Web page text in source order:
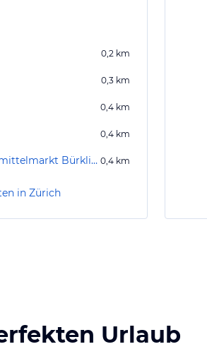
0,2 km
0,3 km
0,4 km
0,4 km
Gemüse- und Lebensmittelmarkt Bürkliplatz 0,4 km
in Zürich
Urlaub